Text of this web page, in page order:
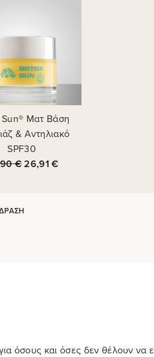
Ματ Βάση
& Αντηλιακό
SPF30
€26,91€
όσους και όσες δεν θέλουν να